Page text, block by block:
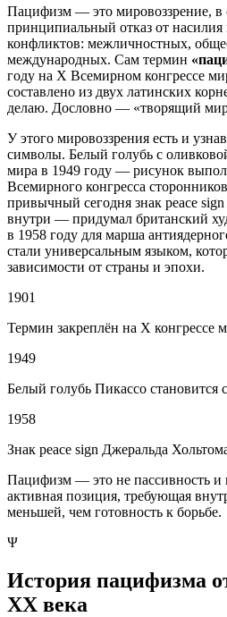
Пацифизм — это мировоззрение, в
принципиальный отказ от насилия
конфликтов: межличностных,
международных. Сам термин
году на X Всемирном конгрессе
составлено из двух латинских
делаю. Дословно — «творящий
У этого мировоззрения есть и
символы. Белый голубь с
мира в 1949 году — рисунок
Всемирного конгресса
привычный сегодня знак peace
внутри — придумал британский
в 1958 году для марша
стали универсальным языком,
зависимости от страны и эпохи.
1901
Термин закреплён на X конгрессе
1949
Белый голубь Пикассо становится
1958
Знак peace sign Джеральда
Пацифизм — это не пассивность и
активная позиция, требующая
меньшей, чем готовность к борьбе.
Ψ
История пацифизма
XX века